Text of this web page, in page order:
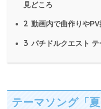
見どころ
2 動画内で曲作りや
3 パチドルクエスト
テーマソング「